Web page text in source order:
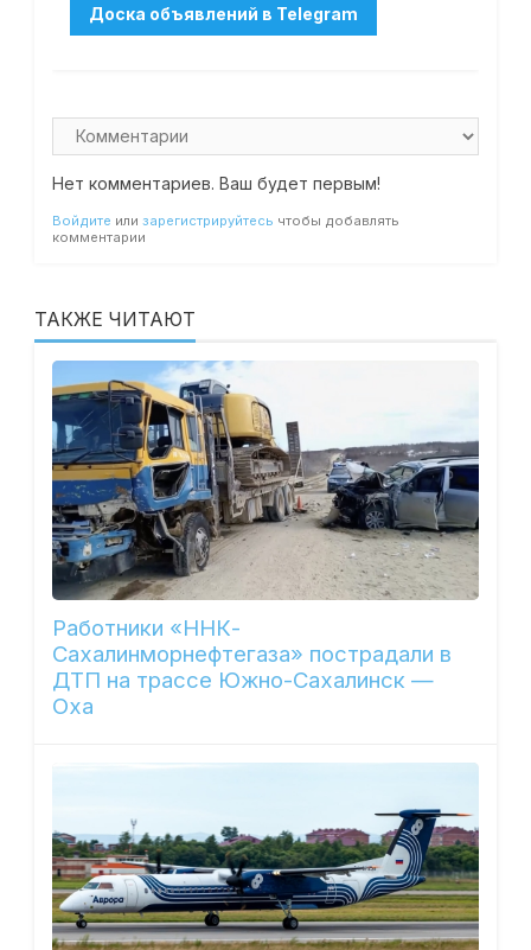
Нет комментариев. Ваш будет первым!
Войдите или зарегистрируйтесь чтобы добавлять
комментарии
ТАКЖЕ ЧИТАЮТ
Работники «ННК-
Сахалинморнефтегаза» пострадали в
ДТП на трассе Южно-Сахалинск —
Оха